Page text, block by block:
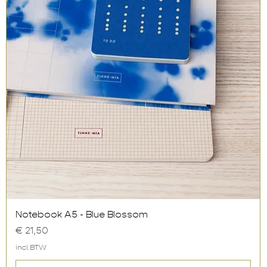
Snel overzicht
Notebook A5 - Blue Blossom
Prijs
€ 21,50
incl.BTW